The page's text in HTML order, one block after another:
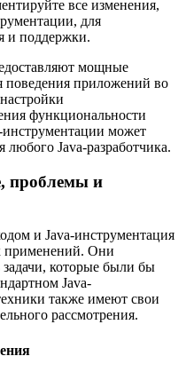
все изменения,
для
и поддержки.
мощные
поведения приложений во
функциональности
может
Java-разработчика.
проблемы и
и Java-инструментация
применений. Они
которые были бы
Java-
также имеют свои
рассмотрения.